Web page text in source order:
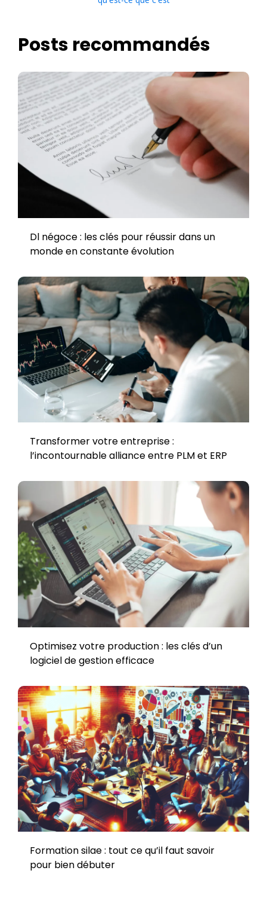
Posts recommandés
Dl négoce : les clés pour réussir dans un
monde en constante évolution
Transformer votre entreprise :
l’incontournable alliance entre PLM et ERP
Optimisez votre production : les clés d’un
logiciel de gestion efficace
Formation silae : tout ce qu’il faut savoir
pour bien débuter